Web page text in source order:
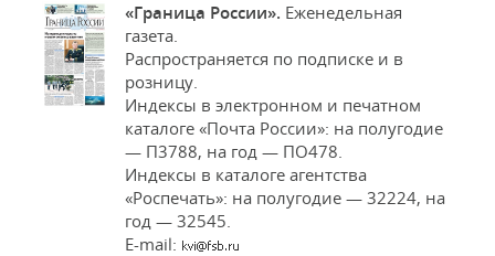
«Граница России». Еженедельная
газета.
Распространяется по подписке и в
розницу.
Индексы в электронном и печатном
каталоге «Почта России»: на полугодие
— П3788, на год — ПО478.
Индексы в каталоге агентства
«Роспечать»: на полугодие — 32224, на
год — 32545.
E-mail: